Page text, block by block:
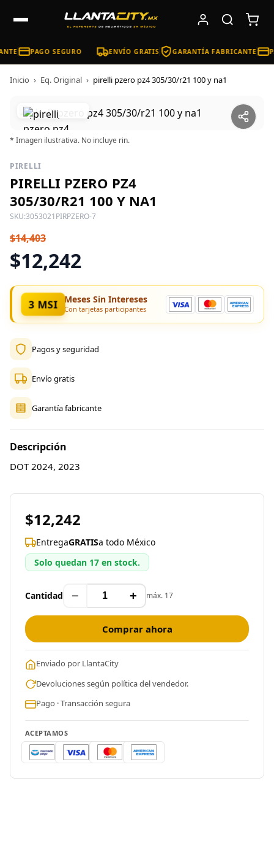
PAGO SEGURO ENVÍO GRATIS GARANTÍA FABRICANTE
Inicio › Eq. Original › pirelli pzero pz4 305/30/r21 100 y na1
* Imagen ilustrativa. No incluye rin.
PIRELLI
PIRELLI PZERO PZ4
305/30/R21 100 Y NA1
SKU:3053021PIRPZERO-7
$14,403
$12,242
3 MSI Meses Sin Intereses
Con tarjetas participantes
Pagos y seguridad
Envío gratis
Garantía fabricante
Descripción
DOT 2024, 2023
$12,242
EntregaGRATISa todo México
Solo quedan 17 en stock.
Cantidad − + máx. 17
Comprar ahora
Enviado por LlantaCity
Devoluciones según política del vendedor.
Pago · Transacción segura
ACEPTAMOS